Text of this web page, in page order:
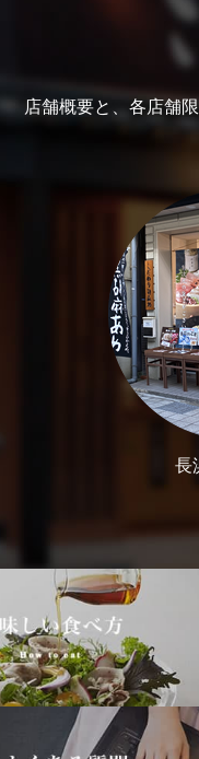
店舗概要と、各店舗
長